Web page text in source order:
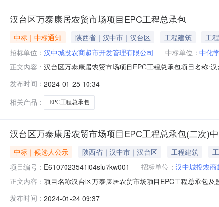
汉台区万泰康居农贸市场项目EPC工程总承包
中标｜中标通知 陕西省｜汉中市｜汉台区 工程建筑
工程
招标单位： 汉中城投农商超市开发管理有限公司 中标单位： 中化
正文内容： 汉台区万泰康居农贸市场项目EPC工程总承包项目名称:
市、管理用房、地下停车场及其他配套设施。项目总投
计
发布时间： 2024-01-25 10:34
相关产品：
EPC工程总承包
汉台区万泰康居农贸市场项目EPC工程总承包(二次)
中标｜候选人公示 陕西省｜汉中市｜汉台区 工程建筑
项目编号： E6107023541i04slu7kw001 招标单位： 汉中城投农
正文内容： 项目名称汉台区万泰康居农贸市场项目EPC工程总承包
名和注册证书编号中标费率(%)获奖情况第1名中化学曙
发布时间： 2024-01-24 09:37